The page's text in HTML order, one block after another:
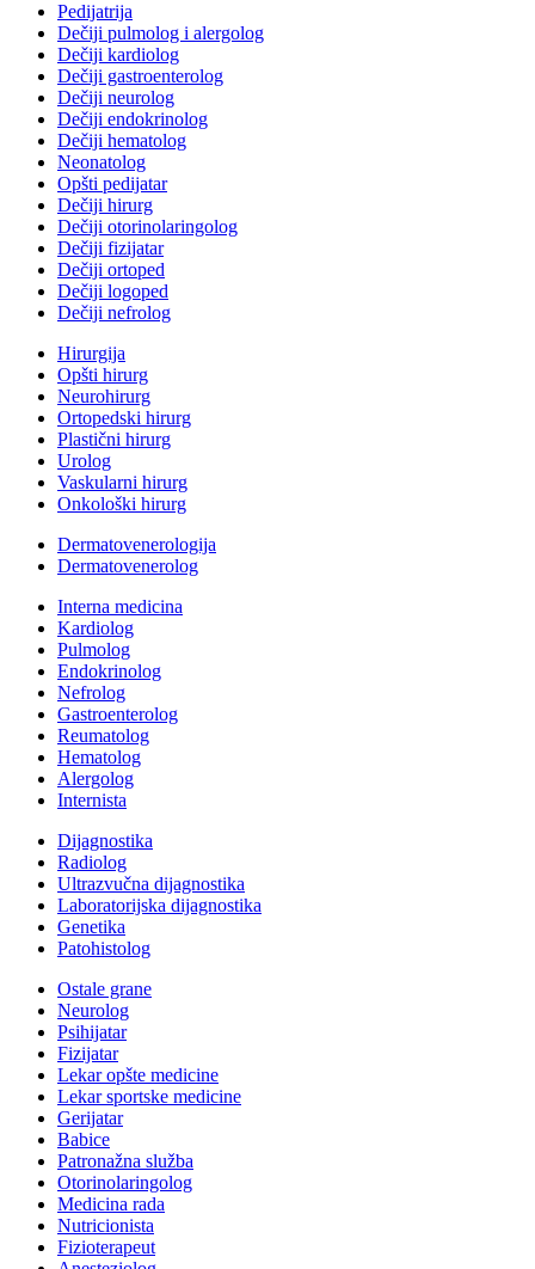
Pedijatrija
Dečiji pulmolog i alergolog
Dečiji kardiolog
Dečiji gastroenterolog
Dečiji neurolog
Dečiji endokrinolog
Dečiji hematolog
Neonatolog
Opšti pedijatar
Dečiji hirurg
Dečiji otorinolaringolog
Dečiji fizijatar
Dečiji ortoped
Dečiji logoped
Dečiji nefrolog
Hirurgija
Opšti hirurg
Neurohirurg
Ortopedski hirurg
Plastični hirurg
Urolog
Vaskularni hirurg
Onkološki hirurg
Dermatovenerologija
Dermatovenerolog
Interna medicina
Kardiolog
Pulmolog
Endokrinolog
Nefrolog
Gastroenterolog
Reumatolog
Hematolog
Alergolog
Internista
Dijagnostika
Radiolog
Ultrazvučna dijagnostika
Laboratorijska dijagnostika
Genetika
Patohistolog
Ostale grane
Neurolog
Psihijatar
Fizijatar
Lekar opšte medicine
Lekar sportske medicine
Gerijatar
Babice
Patronažna služba
Otorinolaringolog
Medicina rada
Nutricionista
Fizioterapeut